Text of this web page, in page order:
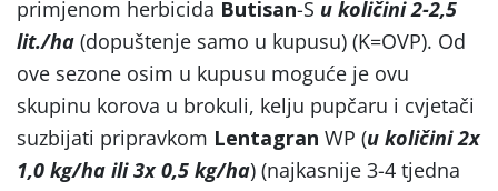
primjenom herbicida Butisan-S u količini 2-2,5
lit./ha (dopuštenje samo u kupusu) (K=OVP). Od
ove sezone osim u kupusu moguće je ovu
skupinu korova u brokuli, kelju pupčaru i cvjetači
suzbijati pripravkom Lentagran WP (u količini 2x
1,0 kg/ha ili 3x 0,5 kg/ha) (najkasnije 3-4 tjedna